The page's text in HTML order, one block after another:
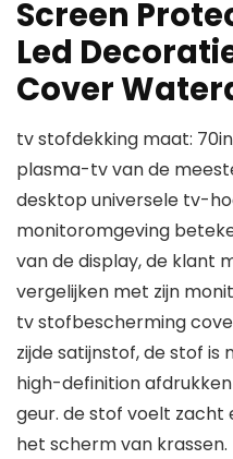
Screen
Led
Cover
tv stofdekking maat:
plasma-tv van de
desktop universele tv-
monitoromgeving
van de display, de klant
vergelijken met zijn
tv stofbescherming
zijde satijnstof, de stof is
high-definition
geur. de stof voelt zacht
het scherm van krassen.